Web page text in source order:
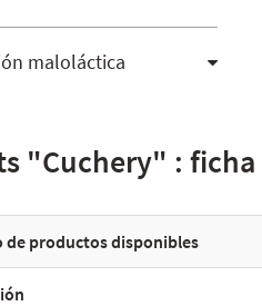
maloláctica
"Cuchery" :
de productos disponibles